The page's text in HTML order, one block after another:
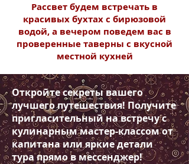
Рассвет будем встречать в
красивых бухтах с бирюзовой
водой, а вечером поведем вас в
проверенные таверны с вкусной
местной кухней
Откройте секреты вашего
лучшего путешествия! Получите
пригласительный на встречу с
кулинарным мастер-классом от
капитана или яркие детали
тура прямо в мессенджер!